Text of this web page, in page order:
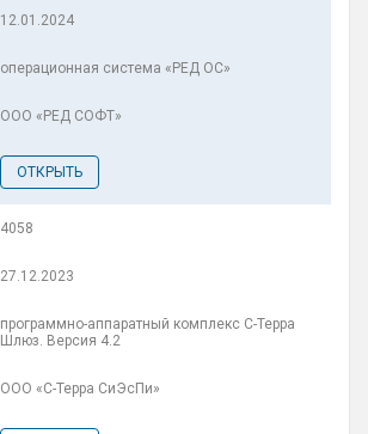
12.01.2024
операционная система «РЕД ОС»
ООО «РЕД СОФТ»
ОТКРЫТЬ
4058
27.12.2023
программно-аппаратный комплекс С-Терра
Шлюз. Версия 4.2
ООО «С-Терра СиЭсПи»